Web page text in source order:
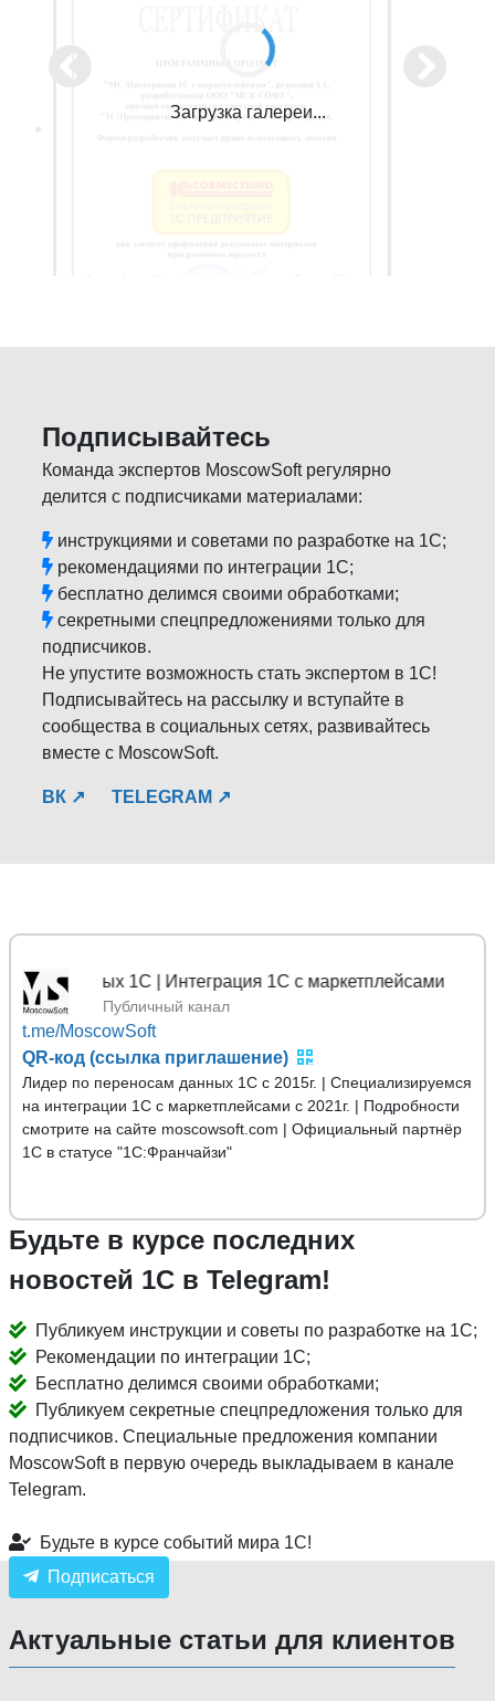
Загрузка галереи...
Подписывайтесь
Команда экспертов MoscowSoft регулярно
делится с подписчиками материалами:
инструкциями и советами по разработке на 1С;
рекомендациями по интеграции 1С;
бесплатно делимся своими обработками;
секретными спецпредложениями только для
подписчиков.
Не упустите возможность стать экспертом в 1С!
Подписывайтесь на рассылку и вступайте в
сообщества в социальных сетях, развивайтесь
вместе с MoscowSoft.
ВК ↗ TELEGRAM ↗
данных 1С | Интеграция 1С с маркетплейсами
Публичный канал
t.me/MoscowSoft
QR-код (ссылка приглашение)
Лидер по переносам данных 1С с 2015г. | Специализируемся
на интеграции 1С с маркетплейсами с 2021г. | Подробности
смотрите на сайте moscowsoft.com | Официальный партнёр
1С в статусе "1С:Франчайзи"
Будьте в курсе последних
новостей 1С в Telegram!
Публикуем инструкции и советы по разработке на 1С;
Рекомендации по интеграции 1С;
Бесплатно делимся своими обработками;
Публикуем секретные спецпредложения только для
подписчиков. Специальные предложения компании
MoscowSoft в первую очередь выкладываем в канале
Telegram.
Будьте в курсе событий мира 1С!
Подписаться
Актуальные статьи для клиентов